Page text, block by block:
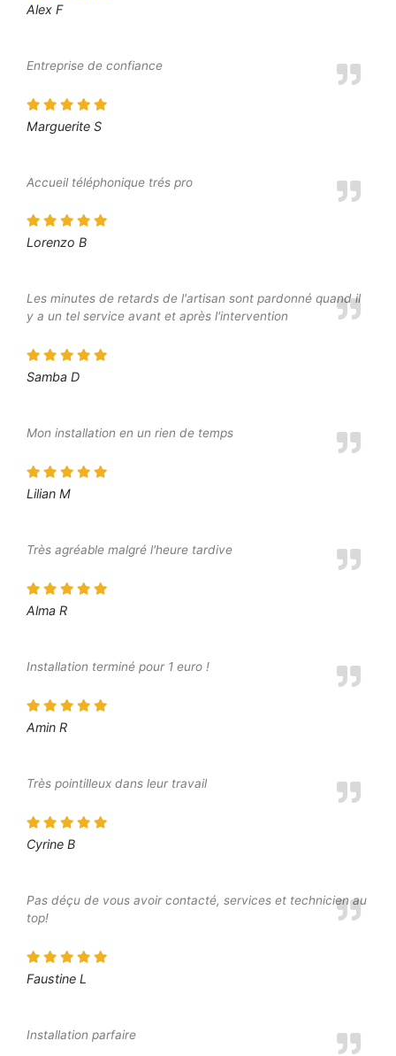
Alex F
Entreprise de confiance
Marguerite S
Accueil téléphonique trés pro
Lorenzo B
Les minutes de retards de l'artisan sont pardonné quand il
y a un tel service avant et après l'intervention
Samba D
Mon installation en un rien de temps
Lilian M
Très agréable malgré l'heure tardive
Alma R
Installation terminé pour 1 euro !
Amin R
Très pointilleux dans leur travail
Cyrine B
Pas déçu de vous avoir contacté, services et technicien au
top!
Faustine L
Installation parfaire